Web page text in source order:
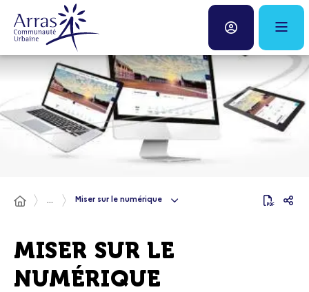
Panneau de gestion des cookies
... Miser sur le numérique
MISER SUR LE
NUMÉRIQUE
Fenêtre
de
chat